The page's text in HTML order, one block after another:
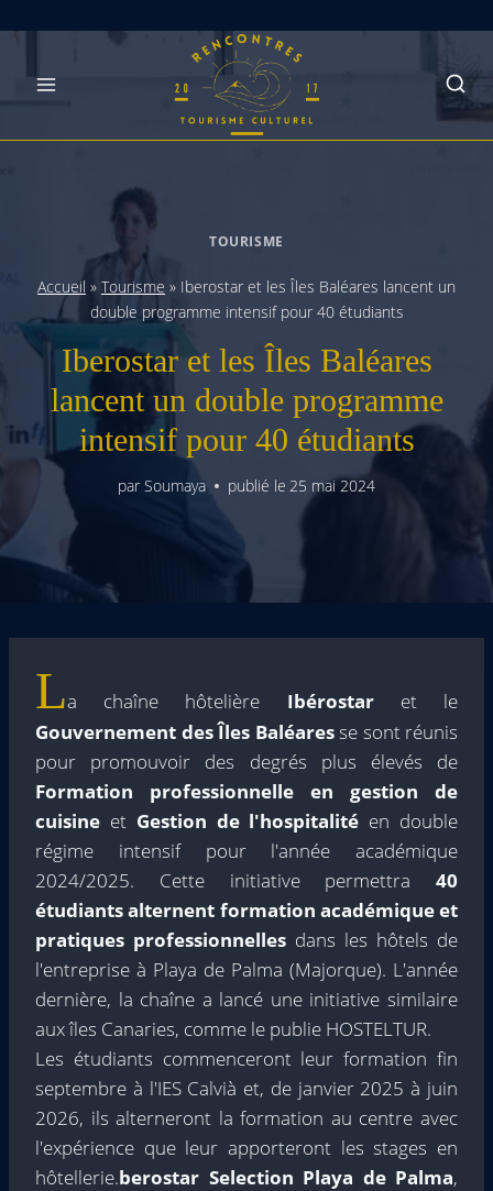
TOURISME
Accueil » Tourisme » Iberostar et les Îles Baléares lancent un
double programme intensif pour 40 étudiants
Iberostar et les Îles Baléares
lancent un double programme
intensif pour 40 étudiants
par Soumaya publié le 25 mai 2024
La chaîne hôtelière Ibérostaret le
Gouvernement des Îles Baléaresse sont réunis
pour promouvoir des degrés plus élevés de
Formation professionnelle en gestion de
cuisine et Gestion de l'hospitalité en double
régime intensif pour l'année académique
2024/2025. Cette initiative permettra 40
étudiants alternent formation académique et
pratiques professionnelles dans les hôtels de
l'entreprise à Playa de Palma (Majorque). L'année
dernière, la chaîne a lancé une initiative similaire
aux îles Canaries, comme le publie HOSTELTUR.
Les étudiants commenceront leur formation fin
septembre à l'IES Calvià et, de janvier 2025 à juin
2026, ils alterneront la formation au centre avec
l'expérience que leur apporteront les stages en
hôtellerie.berostar Selection Playa de Palma,